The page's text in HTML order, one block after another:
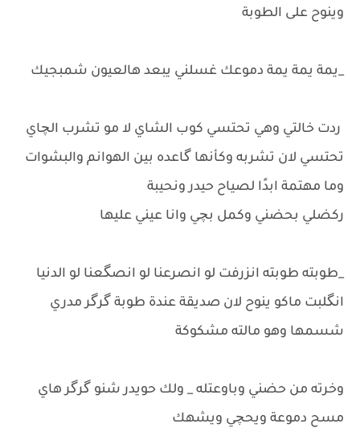
وينوح على الطوبة
_يمة يمة يمة دموعك غسلني يبعد هالعيون شمبجيك
ردت خالتي وهي تحتسي كوب الشاي لا مو تشرب الچاي
تحتسي لان تشربه وكأنها گاعده بين الهوانم والبشوات
وما مهتمة ابدًا لصياح حيدر ونحيبة
ركضلي بحضني وكمل بچي وانا عيني عليها
_طوبته طوبته انزرفت لو انصرعنا لو انصگعنا لو الدنيا
انگلبت ماكو ينوح لان صديقة عندة طوبة گرگر مدري
شسمها وهو مالته مشكوكة
وخرته من حضني وباوعتله _ ولك حويدر شنو گرگر هاي
مسح دموعة ويحچي ويشهك